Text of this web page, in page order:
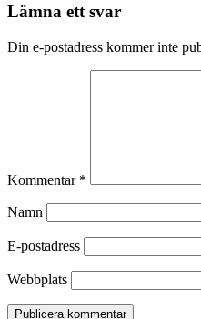
Lämna ett svar
Din e-postadress kommer inte
Kommentar *
Namn
E-postadress
Webbplats